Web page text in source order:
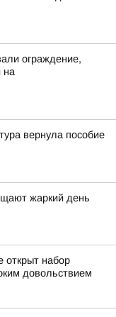
ограждение,
на
вернула пособие
жаркий день
открыт набор
довольствием